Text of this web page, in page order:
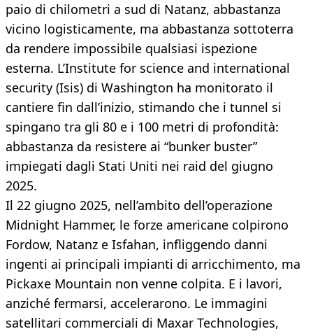
paio di chilometri a sud di Natanz, abbastanza
vicino logisticamente, ma abbastanza sottoterra
da rendere impossibile qualsiasi ispezione
esterna. L’Institute for science and international
security (Isis) di Washington ha monitorato il
cantiere fin dall’inizio, stimando che i tunnel si
spingano tra gli 80 e i 100 metri di profondità:
abbastanza da resistere ai “bunker buster”
impiegati dagli Stati Uniti nei raid del giugno
2025.
Il 22 giugno 2025, nell’ambito dell’operazione
Midnight Hammer, le forze americane colpirono
Fordow, Natanz e Isfahan, infliggendo danni
ingenti ai principali impianti di arricchimento, ma
Pickaxe Mountain non venne colpita. E i lavori,
anziché fermarsi, accelerarono. Le immagini
satellitari commerciali di Maxar Technologies,